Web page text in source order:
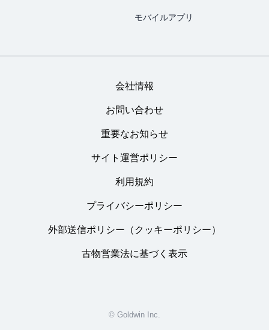
モバイルアプリ
会社情報
お問い合わせ
重要なお知らせ
サイト運営ポリシー
利用規約
プライバシーポリシー
外部送信ポリシー（クッキーポリシー）
古物営業法に基づく表示
© Goldwin Inc.